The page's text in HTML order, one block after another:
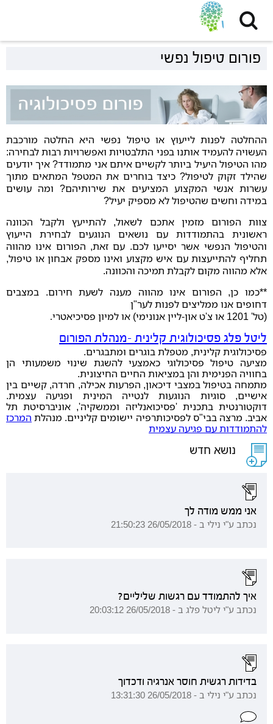
פורום טיפול נפשי
ההחלטה לפנות לייעוץ או טיפול נפשי היא החלטה מורכבת
העשויה להעמיד אותנו בפני התלבטויות ואפשרויות רבות לבחירה:
מהו הטיפול היעיל ביותר לקשיים איתם אני מתמודד? איך יודעים
שהילד זקוק לטיפול? כיצד בוחרים את המטפל המתאים מתוך
עשרות אנשי המקצוע המציעים את שירותיהם? ומה עושים
במידה וחשים שהטיפול לא מספיק יעיל?
צוות הפורום מזמין אתכם לשאול, להתייעץ ולקבל הכוונה
ראשונית בהתמודדות עם נושאים הנוגעים לבחירת הייעוץ
והטיפול הנפשי אשר יסייעו לכם. עם זאת, הפורום אינו מהווה
תחליף להתייעצות עם איש מקצוע ואינו מספק אבחון או טיפול,
אלא מהווה מקום לקבלת תמיכה והכוונה.
**כמו כן, הפורום אינו מהווה מענה לשעת חירום. במצבים
דחופים אנו ממליצים לפנות לער"ן
(טל' 1201 או צ'ט און-ליין אנונימי) או למיון פסיכיאטרי
.
ליטל פלג פסיכולוגית קלינית -מנהלת הפורום
פסיכולוגית קלינית, מטפלת בוגרים ומתבגרים.
מציעה טיפול פסיכולוגי כאמצעי להשגת שינוי משמעותי הן
בחוויה הפנימית והן במציאות החיים החיצונית.
מתמחה בטיפול במצבי דיכאון, הפרעות אכילה, חרדה, קשיים בין
אישיים, סוגיות הנוגעות לנטייה המינית ופגיעה עצמית.
דוקטורנטית בתכנית 'פסיכואנליזה וממשקיה', אוניברסיטת תל
אביב. מרצה בבי"ס לפסיכותרפיה יישומים קליניים. מנהלת המרכז
להתמודדות עם פגיעה עצמית
נושא חדש
אני ממש מודה לך
נכתב ע"י נילי ב - 26/05/2018 21:50:23
איך להתמודד עם רגשות שליליים?
נכתב ע"י ליטל פלג ב - 26/05/2018 20:03:12
בדידות רגשית חוסר אנרגיה ודכדוך
נכתב ע"י נילי ב - 26/05/2018 13:31:30